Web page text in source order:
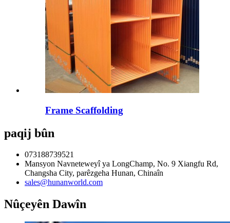
Frame Scaffolding
paqij bûn
073188739521
Mansyon Navneteweyî ya LongChamp, No. 9 Xiangfu Rd,
Changsha City, parêzgeha Hunan, Chinaîn
sales@hunanworld.com
Nûçeyên Dawîn